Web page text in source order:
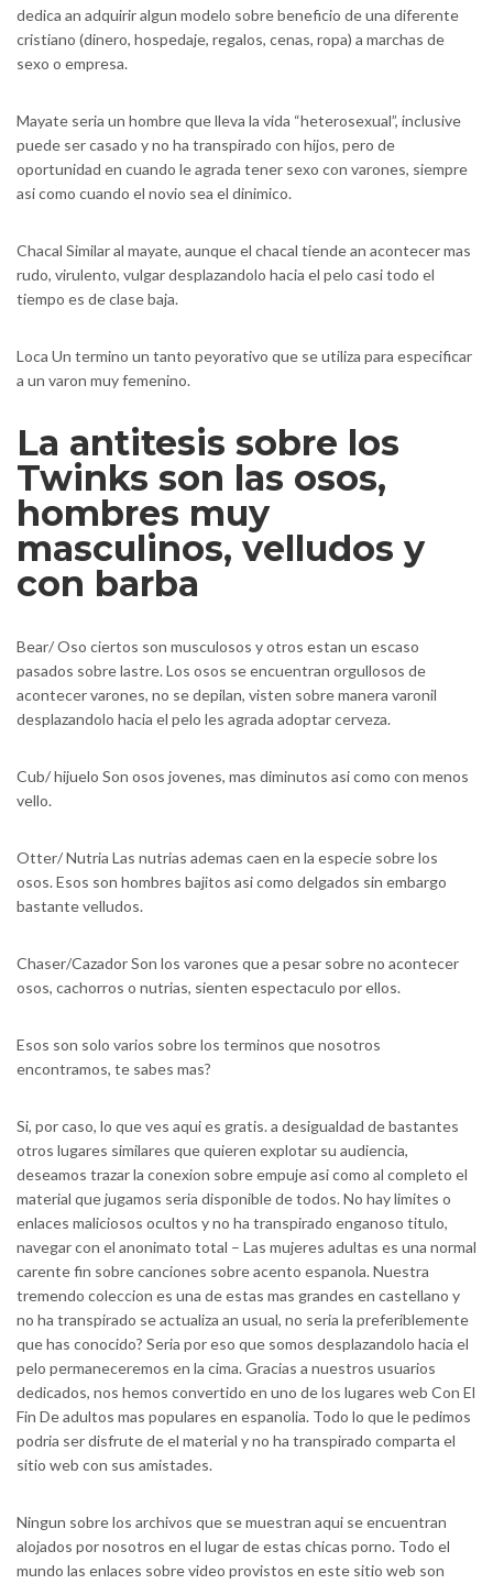
dedica an adquirir algun modelo sobre beneficio de una diferente
cristiano (dinero, hospedaje, regalos, cenas, ropa) a marchas de
sexo o empresa.
Mayate seri­a un hombre que lleva la vida “heterosexual”, inclusive
puede ser casado y no ha transpirado con hijos, pero de
oportunidad en cuando le agrada tener sexo con varones, siempre
asi­ como cuando el novio sea el dinimico.
Chacal Similar al mayate, aunque el chacal tiende an acontecer mas
rudo, virulento, vulgar desplazandolo hacia el pelo casi todo el
tiempo es de clase baja.
Loca Un termino un tanto peyorativo que se utiliza para especificar
a un varon muy femenino.
La antitesis sobre los
Twinks son las osos,
hombres muy
masculinos, velludos y
con barba
Bear/ Oso ciertos son musculosos y otros estan un escaso
pasados sobre lastre. Los osos se encuentran orgullosos de
acontecer varones, no se depilan, visten sobre manera varonil
desplazandolo hacia el pelo les agrada adoptar cerveza.
Cub/ hijuelo Son osos jovenes, mas diminutos asi­ como con menos
vello.
Otter/ Nutria Las nutrias ademas caen en la especie sobre los
osos. Esos son hombres bajitos asi­ como delgados sin embargo
bastante velludos.
Chaser/Cazador Son los varones que a pesar sobre no acontecer
osos, cachorros o nutrias, sienten espectaculo por ellos.
Esos son solo varios sobre los terminos que nosotros
encontramos, te sabes mas?
Si, por caso, lo que ves aqui es gratis. a desigualdad de bastantes
otros lugares similares que quieren explotar su audiencia,
deseamos trazar la conexion sobre empuje asi­ como al completo el
material que jugamos seri­a disponible de todos. No hay limites o
enlaces maliciosos ocultos y no ha transpirado enganoso titulo,
navegar con el anonimato total – Las mujeres adultas es una normal
carente fin sobre canciones sobre acento espanola. Nuestra
tremendo coleccion es una de estas mas grandes en castellano y
no ha transpirado se actualiza an usual, no seri­a la preferiblemente
que has conocido? Seri­a por eso que somos desplazandolo hacia el
pelo permaneceremos en la cima. Gracias a nuestros usuarios
dedicados, nos hemos convertido en uno de los lugares web Con El
Fin De adultos mas populares en espanolia. Todo lo que le pedimos
podri­a ser disfrute de el material y no ha transpirado comparta el
sitio web con sus amistades.
Ningun sobre los archivos que se muestran aqui se encuentran
alojados por nosotros en el lugar de estas chicas porno. Todo el
mundo las enlaces sobre video provistos en este sitio web son